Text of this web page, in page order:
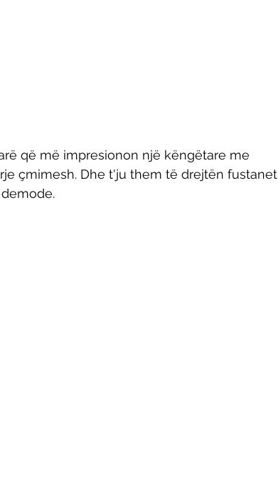
që më impresionon një këngëtare me
çmimesh. Dhe t'ju them të drejtën fustanet